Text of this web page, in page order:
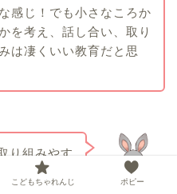
感じ！でも小さなころか
を考え、話し合い、取り
は凄くいい教育だと思
り組みやす
されてきて
こどもちゃれんじ ポピー